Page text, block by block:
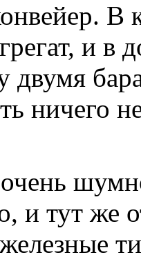
В
и в
двумя
ничего
и тут же